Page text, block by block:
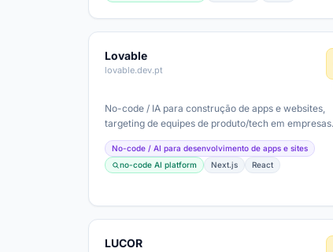
Lovable
lovable.dev.pt
No-code / IA para construção de apps e websites,
targeting de equipes de produto/tech em empresas
buscando velocidade de entrega,…
No-code / AI para desenvolvimento de apps e sites
no-code AI platform
Next.js React
LUCOR